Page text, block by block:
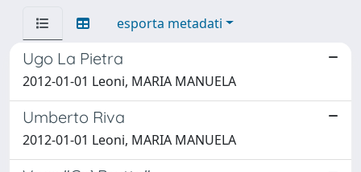
esporta metadati
Ugo La Pietra
2012-01-01 Leoni, MARIA MANUELA
Umberto Riva
2012-01-01 Leoni, MARIA MANUELA